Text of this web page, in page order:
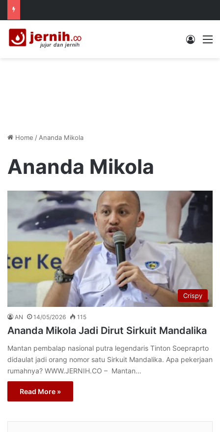
Log In
Home / Ananda Mikola
Ananda Mikola
Crispy
AN 14/05/2026 115
Ananda Mikola Jadi Dirut Sirkuit Mandalika
Mantan pembalap nasional putra legendaris Tinton Soepraprto
didaulat jadi orang nomor satu Sirkuit Mandalika. Apa pekerjaan
rumahnya? WWW.JERNIH.CO – Mantan…
Read More »